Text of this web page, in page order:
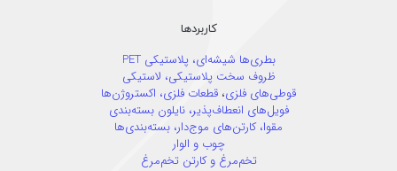
کاربردها
بطری‌ها شیشه‌ای،پلاستیکی PET
ظروف سخت پلاستیکی، لاستیکی
قوطی‌های فلزی، قطعات فلزی، اکستروژن‌ها
فویل‌های انعطاف‌پذیر،نایلون بسته‌بندی
مقوا،کارتن‌های موج‌دار، بسته‌بندی‌ها
چوب و الوار
تخم‌مرغ و کارتن تخم‌مرغ